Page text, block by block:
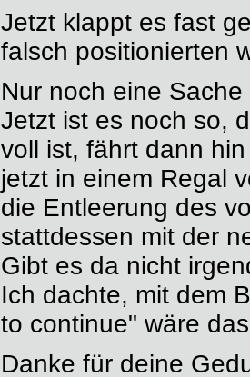
Jetzt klappt es fast
falsch positionierten
Nur noch eine
Jetzt ist es noch so,
voll ist, fährt dann
jetzt in einem Regal
die Entleerung des
stattdessen mit der
Gibt es da nicht
Ich dachte, mit dem
to continue" wäre
Danke für deine